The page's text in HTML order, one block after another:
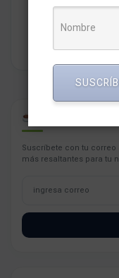
marketing,
Suscríbete con tu
más resaltantes para tu